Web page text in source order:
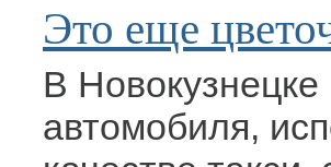
Это еще
В
автомобиля,